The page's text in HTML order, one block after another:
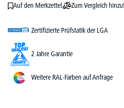
Auf den Merkzettel Zum Vergleich
Zertifizierte Prüfstatik der LGA
2 Jahre Garantie
Weitere RAL-Farben auf Anfrage